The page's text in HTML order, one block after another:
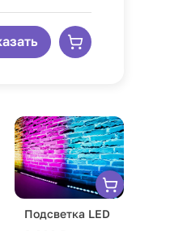
Подсветка LED